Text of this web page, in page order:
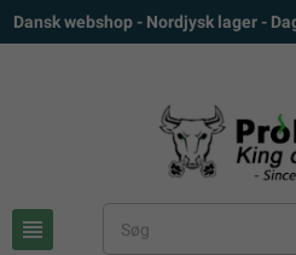
Dansk webshop - Nordjysk lager -
view_headline